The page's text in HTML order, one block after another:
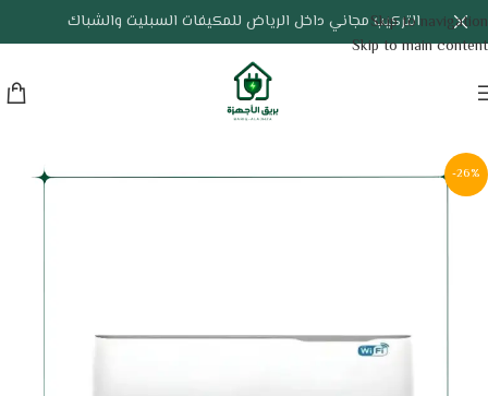
Skip to navigation
Skip to main content
التركيب مجاني داخل الرياض للمكيفات السبليت والشباك
-26%